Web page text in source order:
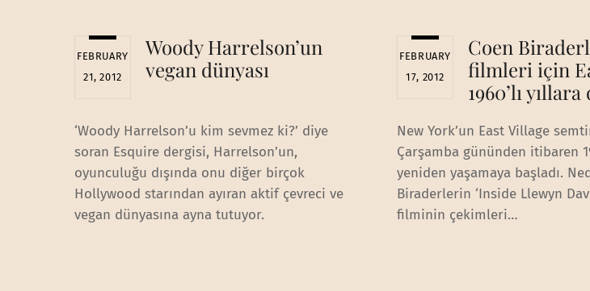
FEBRUARY
21, 2012
Woody Harrelson’un
vegan dünyası
‘Woody Harrelson’u kim sevmez ki?’ diye
soran Esquire dergisi, Harrelson’un,
oyunculuğu dışında onu diğer birçok
Hollywood starından ayıran aktif çevreci ve
vegan dünyasına ayna tutuyor.
FEBRUARY
17, 2012
Coen
filmleri için
1960’lı
New York’un East Village
Çarşamba gününden itibaren
yeniden yaşamaya başladı.
Biraderlerin ‘Inside Llewyn
filminin çekimleri…